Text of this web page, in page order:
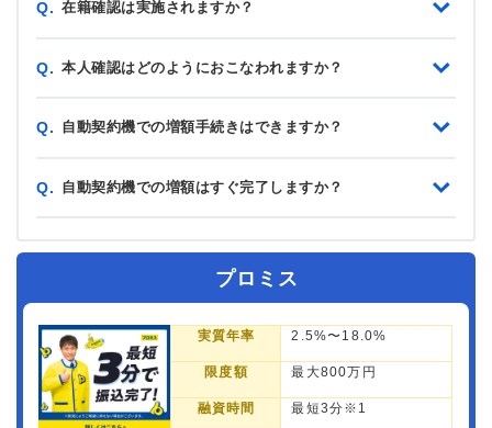
Q. 在籍確認は実施されますか？
Q. 本人確認はどのようにおこなわれますか？
Q. 自動契約機での増額手続きはできますか？
Q. 自動契約機での増額はすぐ完了しますか？
プロミス
実質年率 2.5%〜18.0%
限度額 最大800万円
融資時間 最短3分※1